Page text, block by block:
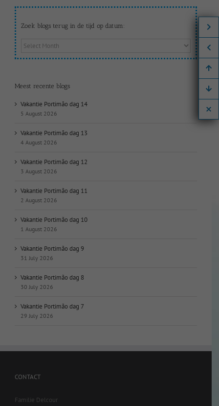
Zoek blogs terug in de tijd op datum:
Zoek
op
datum:
Meest recente blogs
Vakantie Portimão dag 14
5 August 2026
Vakantie Portimão dag 13
4 August 2026
Vakantie Portimão dag 12
3 August 2026
Vakantie Portimão dag 11
2 August 2026
Vakantie Portimão dag 10
1 August 2026
Vakantie Portimão dag 9
31 July 2026
Vakantie Portimão dag 8
30 July 2026
Vakantie Portimão dag 7
29 July 2026
CONTACT
Familie Delcour